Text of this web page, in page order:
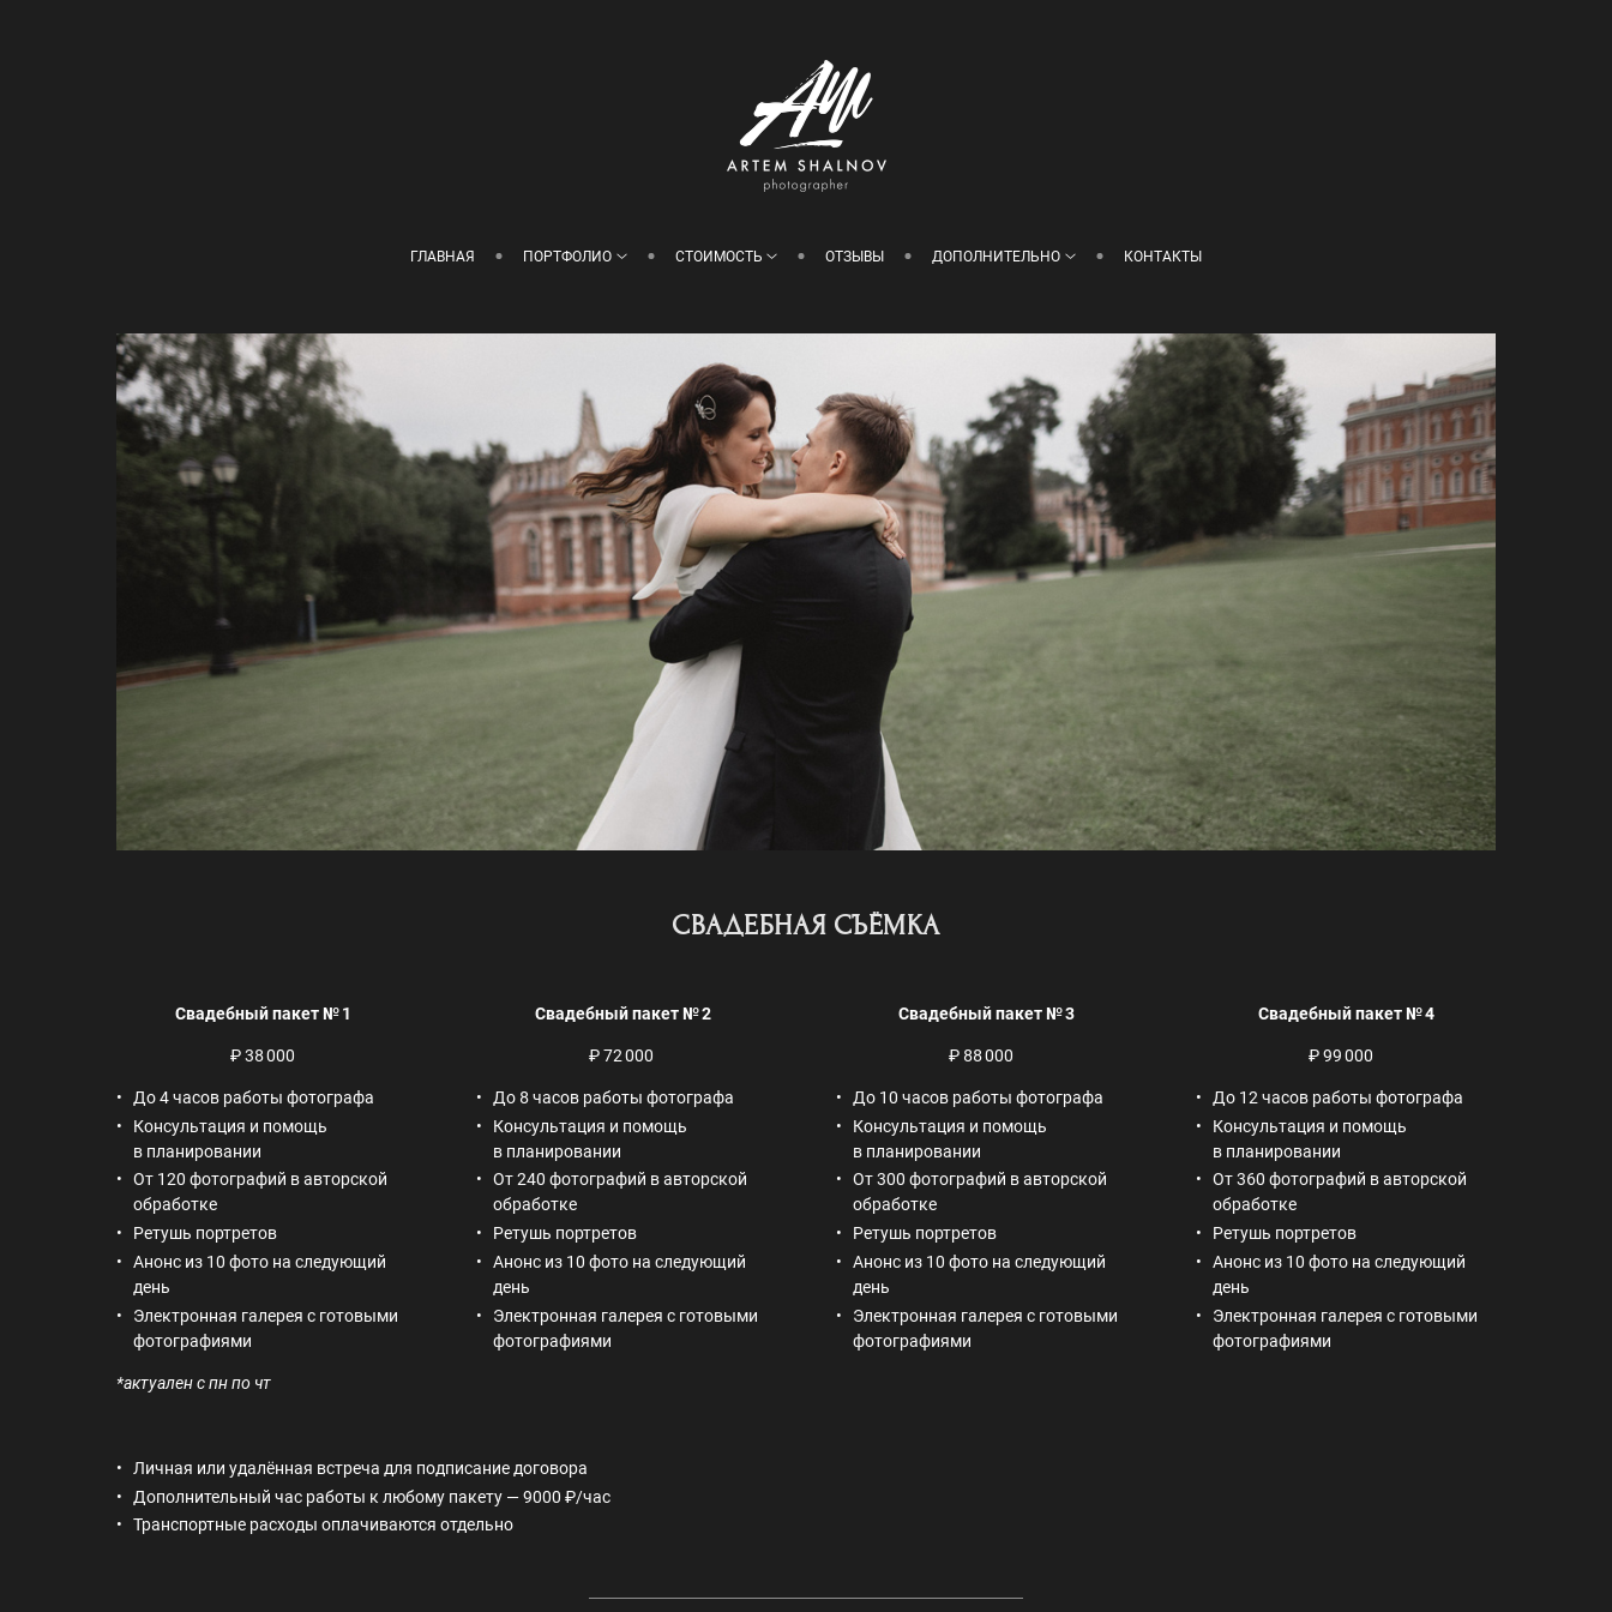
ГЛАВНАЯ ПОРТФОЛИО СТОИМОСТЬ ОТЗЫВЫ ДОПОЛНИТЕЛЬНО КОНТАКТЫ
СВАДЕБНАЯ СЪËМКА
Свадебный пакет № 1
₽ 38 000
До 4 часов работы фотографа
Консультация и помощь
в планировании
От 120 фотографий в авторской
обработке
Ретушь портретов
Анонс из 10 фото на следующий
день
Электронная галерея с готовыми
фотографиями
*актуален с пн по чт
Свадебный пакет № 2
₽ 72 000
До 8 часов работы фотографа
Консультация и помощь
в планировании
От 240 фотографий в авторской
обработке
Ретушь портретов
Анонс из 10 фото на следующий
день
Электронная галерея с готовыми
фотографиями
Свадебный пакет № 3
₽ 88 000
До 10 часов работы фотографа
Консультация и помощь
в планировании
От 300 фотографий в авторской
обработке
Ретушь портретов
Анонс из 10 фото на следующий
день
Электронная галерея с готовыми
фотографиями
Свадебный пакет № 4
₽ 99 000
До 12 часов работы фотографа
Консультация и помощь
в планировании
От 360 фотографий в авторской
обработке
Ретушь портретов
Анонс из 10 фото на следующий
день
Электронная галерея с готовыми
фотографиями
Личная или удалённая встреча для подписание договора
Дополнительный час работы к любому пакету — 9000 ₽/час
Транспортные расходы оплачиваются отдельно